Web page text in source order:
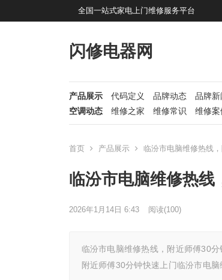
全国一站式家电上门维修服务平台
闪修电器网
产品展示 代码定义 品牌动态 品牌新
空调动态
维修之家 维修常识 维修案
首页 产品展示 临汾市电脑维修热线
临汾市电脑维修热线
2026年1月14日 6:43 阅读(100)
临汾市电脑维修热线，附近师傅30
附近师傅30分钟快速上门临汾市电